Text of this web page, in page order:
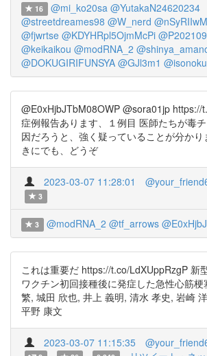
16 @mi_ko20sa @YutakaN24620234
@streetdreames98 @W_nerd
@fjwrtse @KDYHRpl5OjmMcPi
@keikaikou @modRNA_2
@DOKUGIRIFUNSYA @GJl3m1
@E0xHjbJTbM08OWP @sora01jp https://
症例報告あります、１例目 医師たちが毒
因だろうと、強く疑っていることが分かり
きにでも、どうぞ
2023-03-07 11:28:01
3
3 @modRNA_2 @tf_arrows
これは重要だ https://t.co/LdXUppRzgP 新
ワクチン初回接種後に発症した急性心筋
繁, 城田 欣也, 井上 義明, 清水 孝史, 岩崎
平野 康文
2023-03-07 11:15:35